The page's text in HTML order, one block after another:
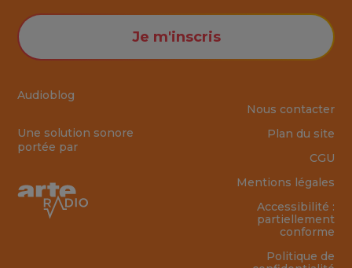
Audioblog
Une solution sonore
portée par
Je m'inscris
Nous contacter
Plan du site
CGU
Mentions légales
Accessibilité :
partiellement
conforme
Politique de